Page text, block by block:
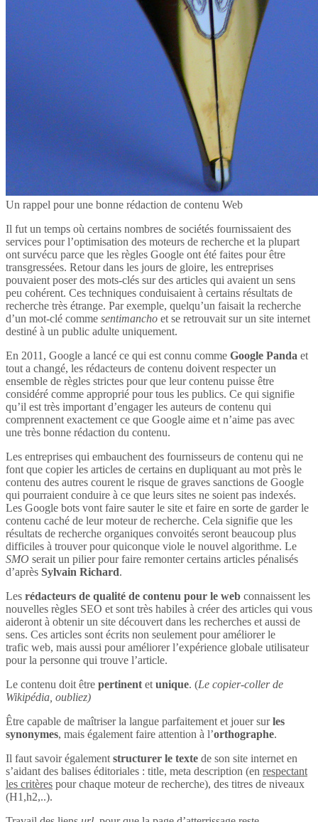
Un rappel pour une bonne rédaction de contenu Web
Il fut un temps où certains nombres de sociétés fournissaient des
services pour l’optimisation des moteurs de recherche et la plupart
ont survécu parce que les règles Google ont été faites pour être
transgressées. Retour dans les jours de gloire, les entreprises
pouvaient poser des mots-clés sur des articles qui avaient un sens
peu cohérent. Ces techniques conduisaient à certains résultats de
recherche très étrange. Par exemple, quelqu’un faisait la recherche
d’un mot-clé comme sentimancho et se retrouvait sur un site internet
destiné à un public adulte uniquement.
En 2011, Google a lancé ce qui est connu comme Google Panda et
tout a changé, les rédacteurs de contenu doivent respecter un
ensemble de règles strictes pour que leur contenu puisse être
considéré comme approprié pour tous les publics. Ce qui signifie
qu’il est très important d’engager les auteurs de contenu qui
comprennent exactement ce que Google aime et n’aime pas avec
une très bonne rédaction du contenu.
Les entreprises qui embauchent des fournisseurs de contenu qui ne
font que copier les articles de certains en dupliquant au mot près le
contenu des autres courent le risque de graves sanctions de Google
qui pourraient conduire à ce que leurs sites ne soient pas indexés.
Les Google bots vont faire sauter le site et faire en sorte de garder le
contenu caché de leur moteur de recherche. Cela signifie que les
résultats de recherche organiques convoités seront beaucoup plus
difficiles à trouver pour quiconque viole le nouvel algorithme. Le
SMO serait un pilier pour faire remonter certains articles pénalisés
d’après Sylvain Richard.
Les rédacteurs de qualité de contenu pour le web connaissent les
nouvelles règles SEO et sont très habiles à créer des articles qui vous
aideront à obtenir un site découvert dans les recherches et aussi de
sens. Ces articles sont écrits non seulement pour améliorer le
trafic web, mais aussi pour améliorer l’expérience globale utilisateur
pour la personne qui trouve l’article.
Le contenu doit être pertinent et unique. (Le copier-coller de
Wikipédia, oubliez)
Être capable de maîtriser la langue parfaitement et jouer surles
synonymes, mais également faire attention à l’orthographe.
Il faut savoir également structurer le texte de son site internet en
s’aidant des balises éditoriales : title, meta description (en respectant
les critères pour chaque moteur de recherche), des titres de niveaux
(H1,h2,..).